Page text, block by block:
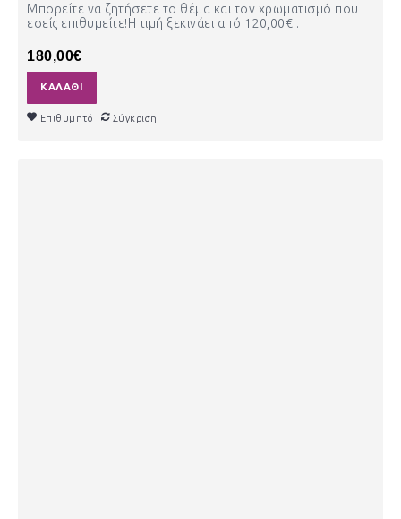
Μπορείτε να ζητήσετε το θέμα και τον χρωματισμό που
εσείς επιθυμείτε!Η τιμή ξεκινάει από 120,00€..
180,00€
ΚΑΛΆΘΙ
Επιθυμητό Σύγκριση